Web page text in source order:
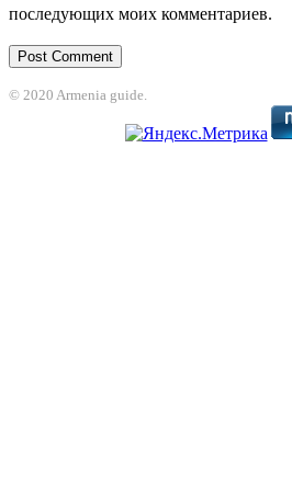
последующих моих комментариев.
© 2020 Armenia guide.